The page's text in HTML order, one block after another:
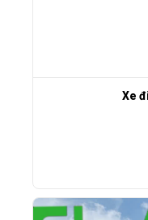
Xe